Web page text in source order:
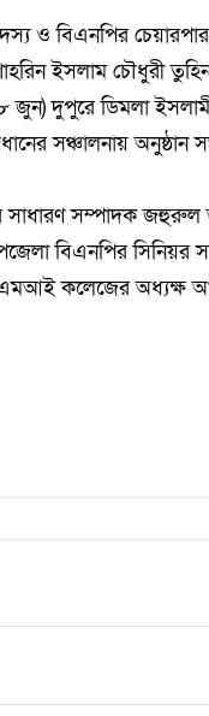
ও বিএনপির
ইসলাম চৌধুরী
জুন) দুপুরে ডিমলা
সঞ্চালনায়
সাধারণ সম্পাদক
বিএনপির সিনিয়র
কলেজের অধ্যক্ষ